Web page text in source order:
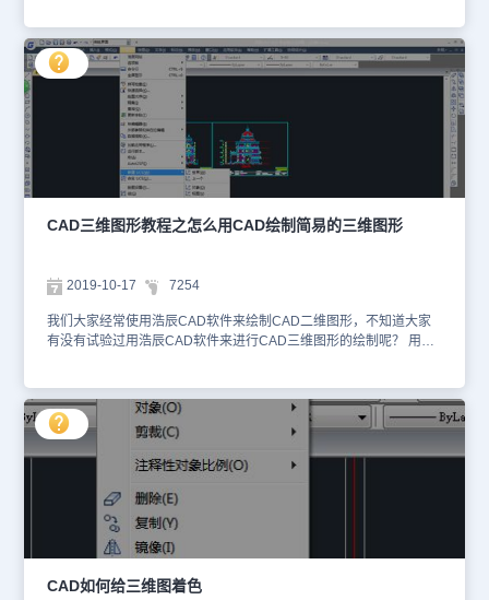
口提示“选择要拉伸的对象：”，点选半径为6的圆接着右击鼠标；命
令行窗口接着提示“指定拉伸的高度或 [方向(D)/路径(P)/倾斜角
(T)]：”，键入“35”并回车。 操作菜单“绘图”→“建模”→“拉伸”，命令行
窗口提示“选择要拉伸的对象：”，点选半径为12的圆接着右击鼠标；
命令行窗口接着提示“指定拉伸的高度或 [方向(D)/路径(P)/倾斜角
(T)]：”，键入“t”并回车；命令行窗口又提示“指定拉伸的倾斜角
度：”，键入“2”并回车；命令行窗口又接着提示“指定拉伸的高度或
[方向(D)/路径(P)/倾斜角(T)]：”，键入“30”并回车。 第六步，操作菜
选择“my2”，点击“确定”按钮，关闭对话框。操作菜单“视图”→“三维
“指定轴的端点：”，键入“0,22.5”并回车；命令行窗口提示“指定另一
图”→“建模”→“放样”，命令行窗口提示“按放样次序选择横截面：”，
点选刚画好的椭圆和在第四步里画好的半径为15的圆后右击鼠标；命
“p”并回车；命令行窗口又提示“选择路径曲线：”，点击弧线和直线组
成的多段线（在这视图里看起来像直线）。喷头的把柄就形成了，下
端的截面是圆，沿着弧线和直线组成的多段线逐渐变成了椭圆。 第
于”下拉列表里选择“my1”，点击“确定”按钮，关闭对话框。操作菜单
“视图”→“三维视图”→“俯视”。 第十步，操作菜单“绘图”→“建模”→“旋
转”，命令行窗口提示“选择要旋转的对象：”，点选右上角的封闭图形
接着右击鼠标；命令行窗口接着提示“指定轴起点或根据以下选项之
一定义轴 [对象(O)/X/Y/Z]：”，捕捉并点击该图形的左上角；命令行窗
又提示“指定旋转角度或 [起点角度(ST)] <360>：”，直接回车，喷头
令行窗口提示“选择要旋转的对象：”，点击刚才生成的面域并回车，
命令行窗口接着提示“指定轴起点或根据以下选项之一定义轴 [对象
(O)/X/Y/Z] <对象>：”，捕捉并点击面域左上角，命令行窗口又提示
“指定轴端点：”，捕捉并点击面域左下角，命令行窗口接着提示“指定
旋转角度或 [起点角度(ST)] <360>：”，直接按回车，螺栓杆的三维实
体就形成了，如图2。 第三步，操作菜单“视图”→“三维视图”→“后
视”。 第四步，操作菜单“工具”→“新建UCS”→“原点”，命令行窗口提
示“指定新原点 <0,0,0>：”，捕捉并点击圆心，坐标原点被移动到螺
栓杆底面的圆心上。 操作菜单“工具”→“命名UCS”，在“命名UCS”选
项卡上右击“未命名”，在快捷菜单上点选“重命名”，将其改名为
“my”。在“正交UCS”选项卡上的“相对于”下拉列表里选择“my”，点击
心为“0,0,65”，外切圆半径为“12”。点选六边形，操作菜单“绘图”
→“建模”→“拉伸”，命令行窗口提示“指定拉伸的高度或 [方向(D)/路径
(P)/倾斜角(T)]：”，键入“10”并会车。 第六步，操作菜单“视图”→“三
维视图”→“主视”，看到的图形如图3。 第七步，在空白处画一个如图
择对象：”，点选刚才旋转成的实体并回车，命令行窗口接着提示“指
定第一个源点：”，用“捕捉到圆心”捕捉并点击图5中所示的源点，命
令行窗口又接着提示“指定第一个目标点：”，键入“0,75,0”并回车，命
令行窗口再次提示“指定第二个源点：”，直接回车，该实体被搬到螺
栓六方体的顶上，如图6。 第九步，操作菜单“修改”→“三维编辑”
→“差集”，命令行窗口提示“选择要从中减去的实体或面域……选择对
象：”，点选六方体并回车，命令行窗口进一步提示“选择要减去的实
体或面域……选择对象：”，点选六方体上方的那个实体并回车，六
集”，依次点选六方体和螺栓杆后回车，六方体和螺栓杆变成一体，
CAD三维图形教程之怎么用CAD绘制简易的三维图形
2019-10-17 7254
我们大家经常使用浩辰CAD软件来绘制CAD二维图形，不知道大家
有没有试验过用浩辰CAD软件来进行CAD三维图形的绘制呢？ 用浩
的。 3.更改我们的视图，选择视图/三维视图/西南偏西等轴测。 选择
【工具】--【新建】--【z轴矢量】 5.选择需要建立z轴的位置。选择
端点，拉伸再点。 6. 建好后。在z轴上绘制你需要的截面。 7.选择绘
图/建模/拉伸。 8.选择拉伸的对象，选好后回车确定。 9.按右键选择
式/真实。 以上的操作步骤，就是我们今天使用浩辰CAD软件来教大
家进行简单CAD三维图形绘制的方法了，相信会对大家有所帮助哦！
CAD如何给三维图着色